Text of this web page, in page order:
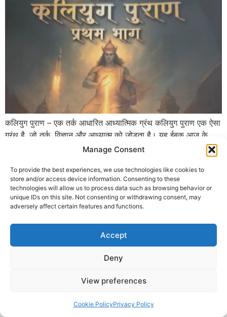
Manage Consent
To provide the best experiences, we use technologies like cookies to
store and/or access device information. Consenting to these
technologies will allow us to process data such as browsing behavior or
unique IDs on this site. Not consenting or withdrawing consent, may
adversely affect certain features and functions.
Accept
Deny
View preferences
Cookie PolicyPrivacy Policy
कलियुग पुराण – एक तर्क आधारित आध्यात्मिक ग्रंथ कलियुग पुराण एक ऐसा
ग्रंथ है, जो तर्क, विज्ञान और आध्यात्म को जोड़ता है। यह ईबुक आज के
युवाओं को सनातन धर्म से तार्किक और वैज्ञानिक दृष्टिकोण से जोड़ने का
प्रयास करती है। इस पुस्तक में त्योहारों, परंपराओं और अनुष्ठानों को केवल
आस्था के रूप में नहीं […]
© 2025 Krishna Guruji |Privacy Policy|Cookie Policy